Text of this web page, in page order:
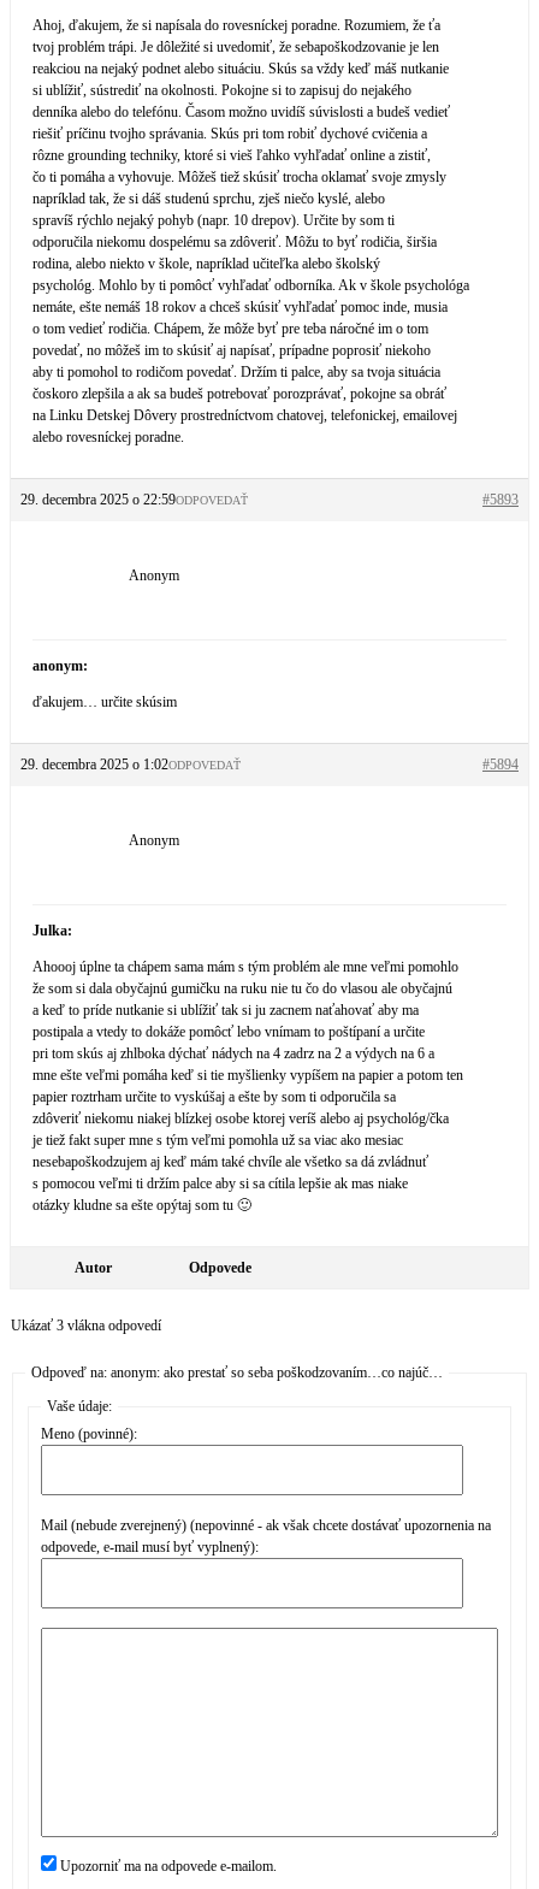
Ahoj, ďakujem, že si napísala do rovesníckej poradne. Rozumiem, že ťa
tvoj problém trápi. Je dôležité si uvedomiť, že sebapoškodzovanie je len
reakciou na nejaký podnet alebo situáciu. Skús sa vždy keď máš nutkanie
si ublížiť, sústrediť na okolnosti. Pokojne si to zapisuj do nejakého
denníka alebo do telefónu. Časom možno uvidíš súvislosti a budeš vedieť
riešiť príčinu tvojho správania. Skús pri tom robiť dychové cvičenia a
rôzne grounding techniky, ktoré si vieš ľahko vyhľadať online a zistiť,
čo ti pomáha a vyhovuje. Môžeš tiež skúsiť trocha oklamať svoje zmysly
napríklad tak, že si dáš studenú sprchu, zješ niečo kyslé, alebo
spravíš rýchlo nejaký pohyb (napr. 10 drepov). Určite by som ti
odporučila niekomu dospelému sa zdôveriť. Môžu to byť rodičia, širšia
rodina, alebo niekto v škole, napríklad učiteľka alebo školský
psychológ. Mohlo by ti pomôcť vyhľadať odborníka. Ak v škole psychológa
nemáte, ešte nemáš 18 rokov a chceš skúsiť vyhľadať pomoc inde, musia
o tom vedieť rodičia. Chápem, že môže byť pre teba náročné im o tom
povedať, no môžeš im to skúsiť aj napísať, prípadne poprosiť niekoho
aby ti pomohol to rodičom povedať. Držím ti palce, aby sa tvoja situácia
čoskoro zlepšila a ak sa budeš potrebovať porozprávať, pokojne sa obráť
na Linku Detskej Dôvery prostredníctvom chatovej, telefonickej, emailovej
alebo rovesníckej poradne.
29. decembra 2025 o 22:59 #5893
ODPOVEDAŤ
Anonym
anonym:
ďakujem… určite skúsim
29. decembra 2025 o 1:02 #5894
ODPOVEDAŤ
Anonym
Julka:
Ahoooj úplne ta chápem sama mám s tým problém ale mne veľmi pomohlo
že som si dala obyčajnú gumičku na ruku nie tu čo do vlasou ale obyčajnú
a keď to príde nutkanie si ublížiť tak si ju zacnem naťahovať aby ma
postipala a vtedy to dokáže pomôcť lebo vnímam to poštípaní a určite
pri tom skús aj zhlboka dýchať nádych na 4 zadrz na 2 a výdych na 6 a
mne ešte veľmi pomáha keď si tie myšlienky vypíšem na papier a potom ten
papier roztrham určite to vyskúšaj a ešte by som ti odporučila sa
zdôveriť niekomu niakej blízkej osobe ktorej veríš alebo aj psychológ/čka
je tiež fakt super mne s tým veľmi pomohla už sa viac ako mesiac
nesebapoškodzujem aj keď mám také chvíle ale všetko sa dá zvládnuť
s pomocou veľmi ti držím palce aby si sa cítila lepšie ak mas niake
otázky kludne sa ešte opýtaj som tu 🙂
Autor Odpovede
Ukázať 3 vlákna odpovedí
Odpoveď na: anonym: ako prestať so seba poškodzovaním…co najúč…
Vaše údaje:
Meno (povinné):
Mail (nebude zverejnený) (nepovinné - ak však chcete dostávať upozornenia na
odpovede, e-mail musí byť vyplnený):
Upozorniť ma na odpovede e-mailom.